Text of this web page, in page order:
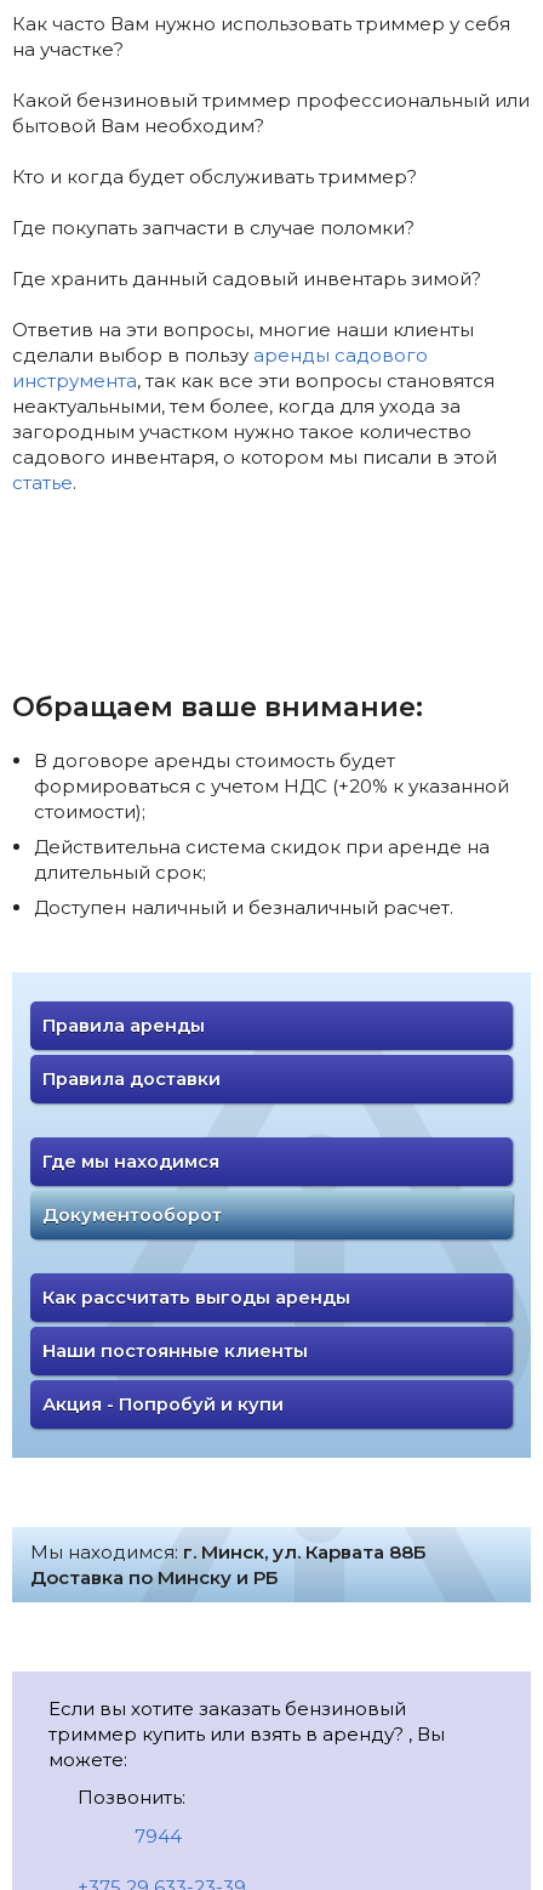
Как часто Вам нужно использовать триммер у себя
на участке?
Какой бензиновый триммер профессиональный или
бытовой Вам необходим?
Кто и когда будет обслуживать триммер?
Где покупать запчасти в случае поломки?
Где хранить данный садовый инвентарь зимой?
Ответив на эти вопросы, многие наши клиенты
сделали выбор в пользу аренды садового
инструмента, так как все эти вопросы становятся
неактуальными, тем более, когда для ухода за
загородным участком нужно такое количество
садового инвентаря, о котором мы писали в этой
статье.
Обращаем ваше внимание:
В договоре аренды стоимость будет
формироваться с учетом НДС (+20% к указанной
стоимости);
Действительна система скидок при аренде на
длительный срок;
Доступен наличный и безналичный расчет.
Правила аренды
Правила доставки
Где мы находимся
Документооборот
Как рассчитать выгоды аренды
Наши постоянные клиенты
Акция - Попробуй и купи
Мы находимся: г. Минск, ул. Карвата 88Б
Доставка по Минску и РБ
Если вы хотите заказать бензиновый
триммер купить или взять в аренду? , Вы
можете:
Позвонить:
7944